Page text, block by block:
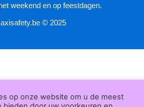
weekend en op feestdagen.
© 2025
op onze website om u de meest